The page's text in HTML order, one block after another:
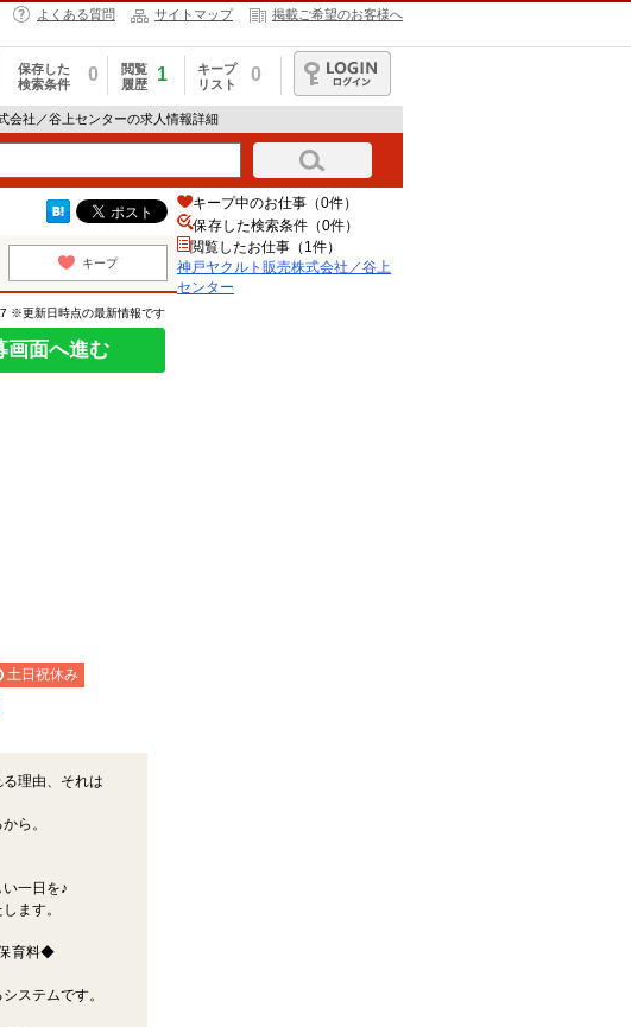
よくある質問 サイトマップ 掲載ご希望のお客様へ
保存した
検索条件
0
閲覧
履歴
1
キープ
リスト
0
ログイン
会社／谷上センターの求人情報詳細
キープ
※更新日時点の最新情報です
画面へ進む
土日祝休み
理由、それは
ら。
一日を♪
ます。
育料◆
ステムです。
キープ中のお仕事（0件）
保存した検索条件（0件）
閲覧したお仕事（1件）
神戸ヤクルト販売株式会社／谷上
センター